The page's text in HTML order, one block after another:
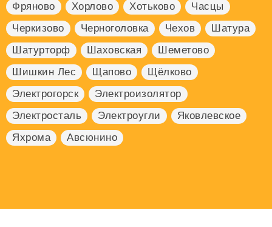
Фряново
Хорлово Хотьково
Часцы
Черкизово
Черноголовка Чехов
Шатура
Шатурторф
Шаховская
Шеметово
Шишкин Лес
Щапово
Щёлково
Электрогорск
Электроизолятор
Электросталь
Электроугли
Яковлевское
Яхрома
Авсюнино